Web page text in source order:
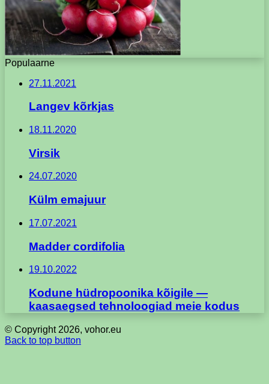
Populaarne
27.11.2021
Langev kõrkjas
18.11.2020
Virsik
24.07.2020
Külm emajuur
17.07.2021
Madder cordifolia
19.10.2022
Kodune hüdropoonika kõigile —
kaasaegsed tehnoloogiad meie kodus
© Copyright 2026, vohor.eu
Back to top button